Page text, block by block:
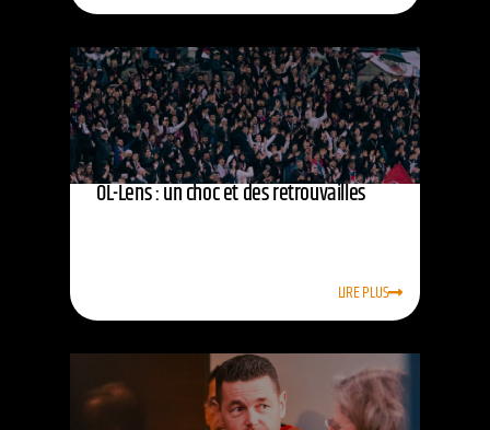
OL-Lens : un choc et des retrouvailles
LIRE PLUS